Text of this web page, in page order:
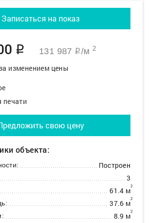
Записаться на показ
q 131 987 q/м 2
изменением цены
печати
свою цену
объекта:
Построен
3
61.4 м2
37.6 м2
8.9 м2